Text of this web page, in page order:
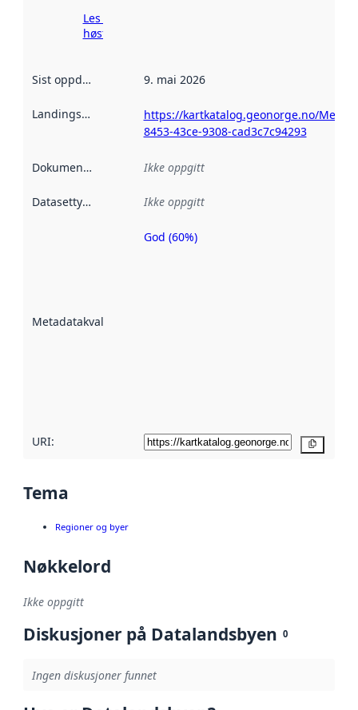
Les mer om
høsting her
Sist oppdatert 9. mai 2026
Landingsside
https://kartkatalog.geonorge.no/
8453-43ce-9308-cad3c7c94293
Dokumentasjon Ikke oppgitt
Datasettype Ikke oppgitt
Metadatakvalitet
Metadatakvalitet
God (60%)
URI:
Tema
Regioner og byer
Nøkkelord
Ikke oppgitt
Diskusjoner på Datalandsbyen 0
Ingen diskusjoner funnet